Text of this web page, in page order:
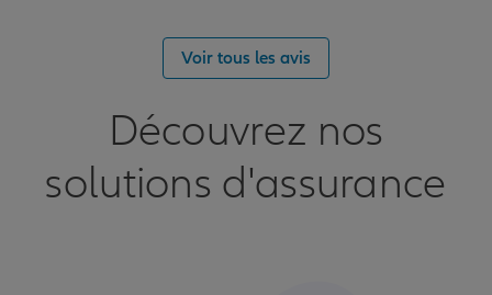
Voir tous les avis
Découvrez nos
solutions d'assurance